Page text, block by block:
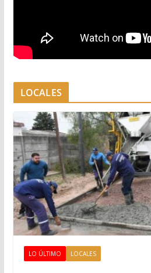
LOCALES
LO ÚLTIMO LOCALES